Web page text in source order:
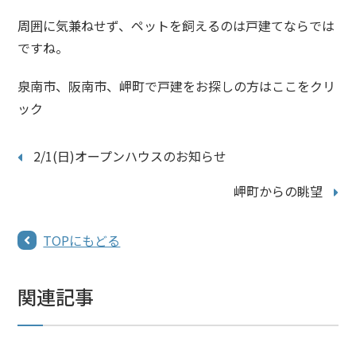
周囲に気兼ねせず、ペットを飼えるのは戸建てならでは
ですね。
泉南市、阪南市、岬町で戸建をお探しの方はここをクリ
ック
2/1(日)オープンハウスのお知らせ
岬町からの眺望
TOPにもどる
関連記事